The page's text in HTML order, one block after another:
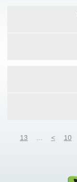
10
>
13